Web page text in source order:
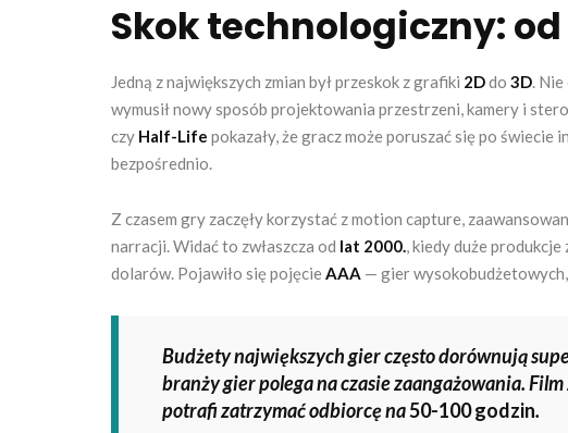
Skok technologiczny:
Jedną z największych zmian był przeskok z grafiki 2Ddo 3D.
wymusił nowy sposób projektowania przestrzeni, kamery i
czy Half-Life pokazały, że gracz może poruszać się po
bezpośrednio.
Z czasem gry zaczęły korzystać z motion capture,
narracji. Widać to zwłaszcza od lat 2000., kiedy duże
dolarów. Pojawiło się pojęcieAAA — gier
Budżety największych gier często dorównują
branży gier polega na czasie zaangażowania.
potrafi zatrzymać odbiorcę na50-100 godzin.